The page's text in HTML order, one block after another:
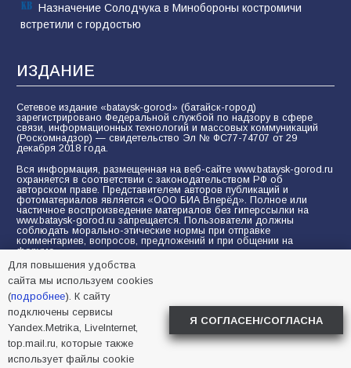
Назначение Солодчука в Минобороны костромичи
встретили с гордостью
ИЗДАНИЕ
Сетевое издание «bataysk-gorod» (батайск-город)
зарегистрировано Федеральной службой по надзору в сфере
связи, информационных технологий и массовых коммуникаций
(Роскомнадзор) — свидетельство Эл № ФС77-74707 от 29
декабря 2018 года.
Вся информация, размещенная на веб-сайте www.bataysk-gorod.ru
охраняется в соответствии с законодательством РФ об
авторском праве. Представителем авторов публикаций и
фотоматериалов является «ООО БИА Вперёд». Полное или
частичное воспроизведение материалов без гиперссылки на
www.bataysk-gorod.ru запрещается. Пользователи должны
соблюдать морально-этические нормы при отправке
комментариев, вопросов, предложений и при общении на
форуме.
Политика конфиденциальности и защиты информации
Согласие на обработку персональных данных с помощью
сервисов Yandex.Metrika, LiveInternet, top.mail.ru
© 2005-2026 БИА «ВПЕРЕД»
Для повышения удобства
сайта мы используем cookies
(подробнее). К сайту
подключены сервисы
Yandex.Metrika, LiveInternet,
top.mail.ru, которые также
использует файлы cookie
Я СОГЛАСЕН/СОГЛАСНА